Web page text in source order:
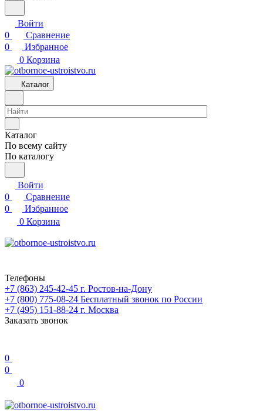
Войти
0
Сравнение
0
Избранное
0 Корзина
Каталог
Каталог
По всему сайту
По каталогу
Войти
0
Сравнение
0
Избранное
0 Корзина
Телефоны
+7 (863) 245-42-45 г. Ростов-на-Дону
+7 (800) 775-08-24 Бесплатный звонок по России
+7 (495) 151-88-24 г. Москва
Заказать звонок
0
0
0